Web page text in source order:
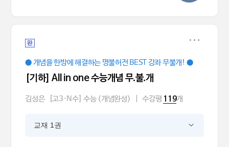
완
● 개념을 한방에 해결하는 명불허전 BEST 강좌 무불개! ●
[기하] All in one 수능개념 무.불.개
김성은 [고3·N수] 수능 (개념완성) 수강평 119개
교재 1권